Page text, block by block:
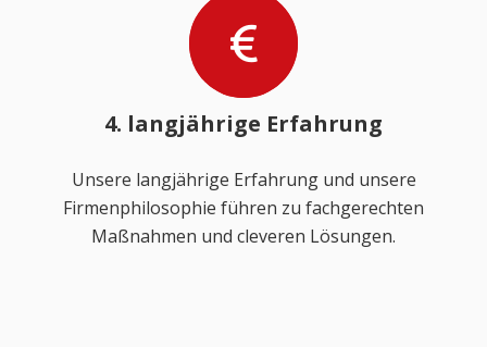
4. langjährige Erfahrung
Unsere langjährige Erfahrung und unsere
Firmenphilosophie führen zu fachgerechten
Maßnahmen und cleveren Lösungen.